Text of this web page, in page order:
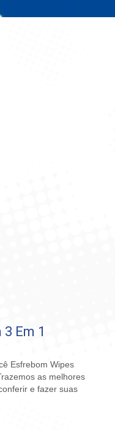
Em 1
Esfrebom Wipes
as melhores
e fazer suas